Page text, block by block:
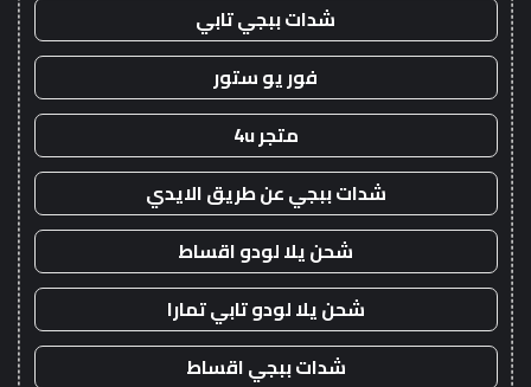
شدات ببجي تابي
فور يو ستور
متجر 4u
شدات ببجي عن طريق الايدي
شحن يلا لودو اقساط
شحن يلا لودو تابي تمارا
شدات ببجي اقساط